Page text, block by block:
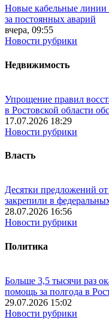
Новые кабельные линии
за постоянных аварий
вчера, 09:55
Новости рубрики
Недвижимость
Упрощение правил
в Ростовской области
17.07.2026 18:29
Новости рубрики
Власть
Десятки предложений от
закрепили в
28.07.2026 16:56
Новости рубрики
Политика
Больше 3,5 тысячи раз
помощь за полгода в
29.07.2026 15:02
Новости рубрики